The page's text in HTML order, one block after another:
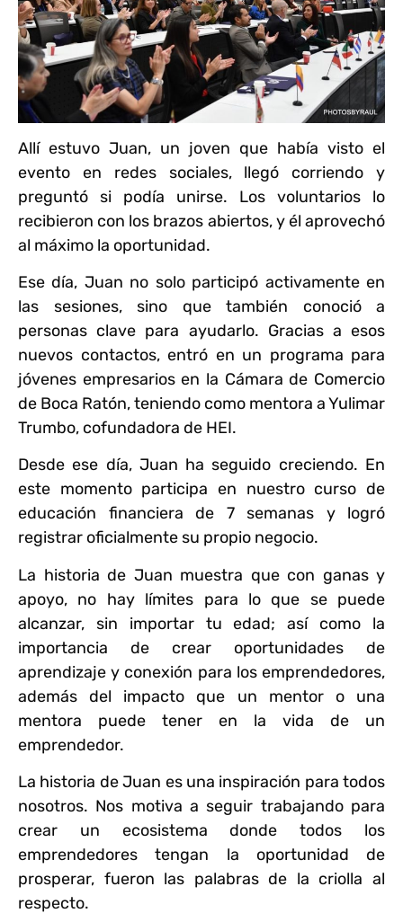
Allí estuvo Juan, un joven que había visto el
evento en redes sociales, llegó corriendo y
preguntó si podía unirse. Los voluntarios lo
recibieron con los brazos abiertos, y él aprovechó
al máximo la oportunidad.
Ese día, Juan no solo participó activamente en
las sesiones, sino que también conoció a
personas clave para ayudarlo. Gracias a esos
nuevos contactos, entró en un programa para
jóvenes empresarios en la Cámara de Comercio
de Boca Ratón, teniendo como mentora a Yulimar
Trumbo, cofundadora de HEI.
Desde ese día, Juan ha seguido creciendo. En
este momento participa en nuestro curso de
educación financiera de 7 semanas y logró
registrar oficialmente su propio negocio.
La historia de Juan muestra que con ganas y
apoyo, no hay límites para lo que se puede
alcanzar, sin importar tu edad; así como la
importancia de crear oportunidades de
aprendizaje y conexión para los emprendedores,
además del impacto que un mentor o una
mentora puede tener en la vida de un
emprendedor.
La historia de Juan es una inspiración para todos
nosotros. Nos motiva a seguir trabajando para
crear un ecosistema donde todos los
emprendedores tengan la oportunidad de
prosperar, fueron las palabras de la criolla al
respecto.